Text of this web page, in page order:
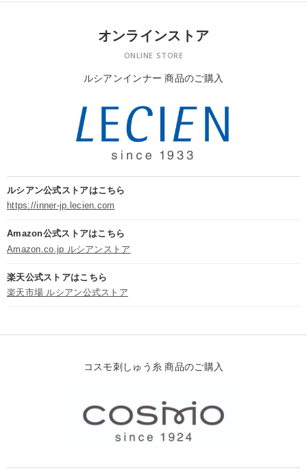
オンラインストア
ONLINE STORE
ルシアンインナー 商品のご購入
ルシアン公式ストアはこちら
https://inner-jp.lecien.com
Amazon公式ストアはこちら
Amazon.co.jp ルシアンストア
楽天公式ストアはこちら
楽天市場 ルシアン公式ストア
コスモ刺しゅう糸 商品のご購入